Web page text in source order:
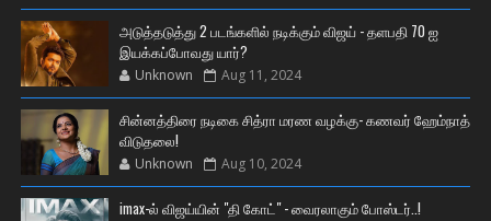
அடுத்தடுத்து 2 படங்களில் நடிக்கும் விஜய் - தளபதி 70 ஐ
இயக்கப்போவது யார்?
Unknown Aug 11, 2024
சின்னத்திரை நடிகை சித்ரா மரண வழக்கு- கணவர் ஹேம்நாத்
விடுதலை!
Unknown Aug 10, 2024
imax-ல் விஜய்யின் "தி கோட்" - வைரலாகும் போஸ்டர்..!